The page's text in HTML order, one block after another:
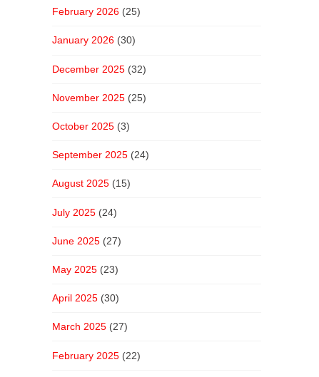
February 2026 (25)
January 2026 (30)
December 2025 (32)
November 2025 (25)
October 2025 (3)
September 2025 (24)
August 2025 (15)
July 2025 (24)
June 2025 (27)
May 2025 (23)
April 2025 (30)
March 2025 (27)
February 2025 (22)